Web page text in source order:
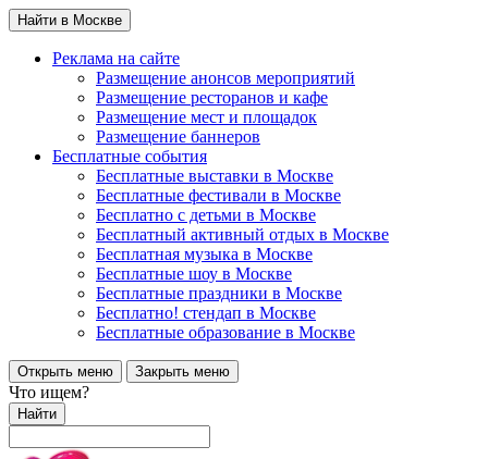
Найти в Москве
Реклама на сайте
Размещение анонсов мероприятий
Размещение ресторанов и кафе
Размещение мест и площадок
Размещение баннеров
Бесплатные события
Бесплатные выставки в Москве
Бесплатные фестивали в Москве
Бесплатно с детьми в Москве
Бесплатный активный отдых в Москве
Бесплатная музыка в Москве
Бесплатные шоу в Москве
Бесплатные праздники в Москве
Бесплатно! стендап в Москве
Бесплатные образование в Москве
Открыть меню Закрыть меню
Что ищем?
Найти